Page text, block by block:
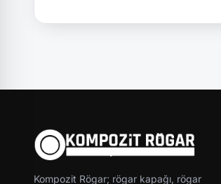
Kompozit Rögar; rögar kapağı, rögar